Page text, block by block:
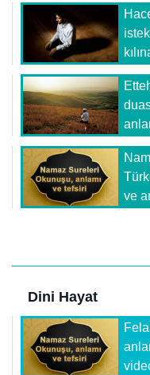
ve
Dini Hayat